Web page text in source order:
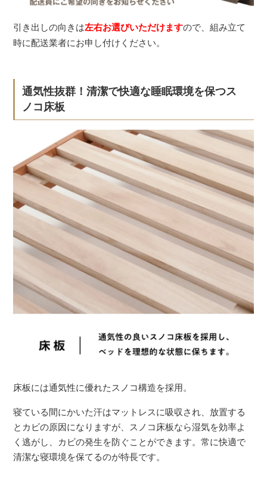
引き出しの向きは左右お選びいただけますので、組み立て
時に配送業者にお申し付けください。
通気性抜群！清潔で快適な睡眠環境を保つス
ノコ床板
床板には通気性に優れたスノコ構造を採用。
寝ている間にかいた汗はマットレスに吸収され、放置する
とカビの原因になりますが、スノコ床板なら湿気を効率よ
く逃がし、カビの発生を防ぐことができます。常に快適で
清潔な寝環境を保てるのが特長です。